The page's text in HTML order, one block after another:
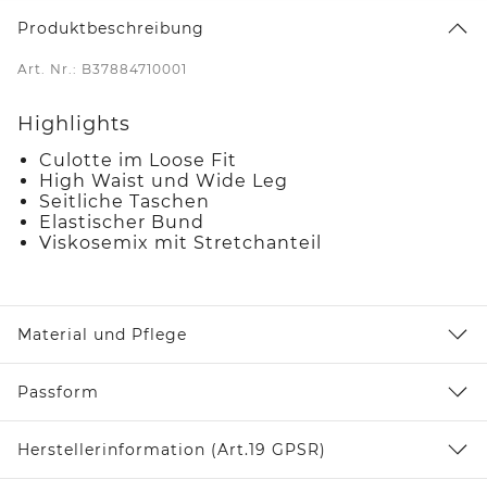
Produktbeschreibung
Art. Nr.: B37884710001
Highlights
Culotte im Loose Fit
High Waist und Wide Leg
Seitliche Taschen
Elastischer Bund
Viskosemix mit Stretchanteil
Material und Pflege
Passform
Herstellerinformation (Art.19 GPSR)